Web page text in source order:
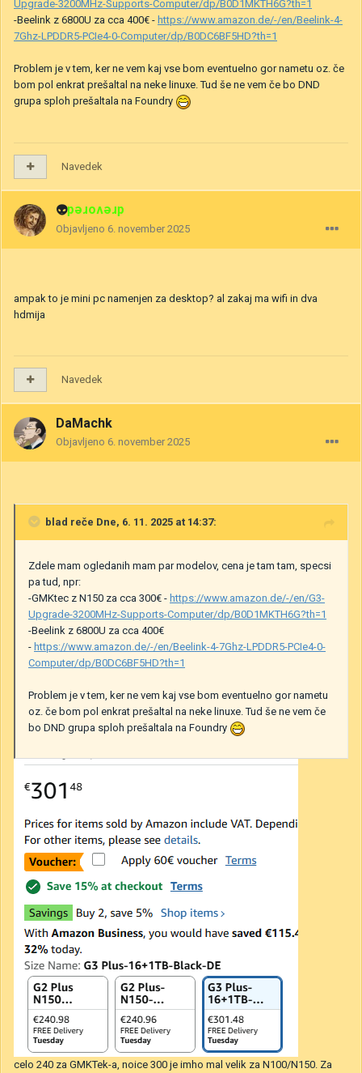
Upgrade-3200MHz-Supports-Computer/dp/B0D1MKTH6G?th=1
-Beelink z 6800U za cca 400€ - https://www.amazon.de/-/en/Beelink-4-
7Ghz-LPDDR5-PCIe4-0-Computer/dp/B0DC6BF5HD?th=1
Problem je v tem, ker ne vem kaj vse bom eventuelno gor nametu oz. če
bom pol enkrat prešaltal na neke linuxe. Tud še ne vem če bo DND
grupa sploh prešaltala na Foundry
Navedek
👽drevored
Objavljeno 6. november 2025
ampak to je mini pc namenjen za desktop? al zakaj ma wifi in dva
hdmija
Navedek
DaMachk
Objavljeno 6. november 2025
blad reče Dne, 6. 11. 2025 at 14:37:
Zdele mam ogledanih mam par modelov, cena je tam tam, specsi
pa tud, npr:
-GMKtec z N150 za cca 300€ - https://www.amazon.de/-/en/G3-
Upgrade-3200MHz-Supports-Computer/dp/B0D1MKTH6G?th=1
-Beelink z 6800U za cca 400€
- https://www.amazon.de/-/en/Beelink-4-7Ghz-LPDDR5-PCIe4-0-
Computer/dp/B0DC6BF5HD?th=1
Problem je v tem, ker ne vem kaj vse bom eventuelno gor nametu
oz. če bom pol enkrat prešaltal na neke linuxe. Tud še ne vem če
bo DND grupa sploh prešaltala na Foundry
celo 240 za GMKTek-a, noice 300 je imho mal velik za N100/N150. Za